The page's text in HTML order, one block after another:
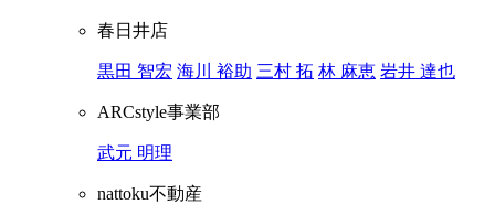
春日井店
黒田 智宏 海川 裕助 三村 拓 林 麻恵 岩井 達也
ARCstyle事業部
武元 明理
nattoku不動産